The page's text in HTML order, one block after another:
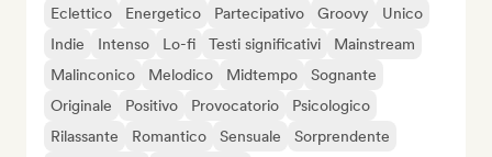
Eclettico
Energetico Partecipativo Groovy
Unico
Indie
Intenso Lo-fi Testi significativi
Mainstream
Malinconico
Melodico Midtempo
Sognante
Originale
Positivo Provocatorio
Psicologico
Rilassante
Romantico Sensuale
Sorprendente